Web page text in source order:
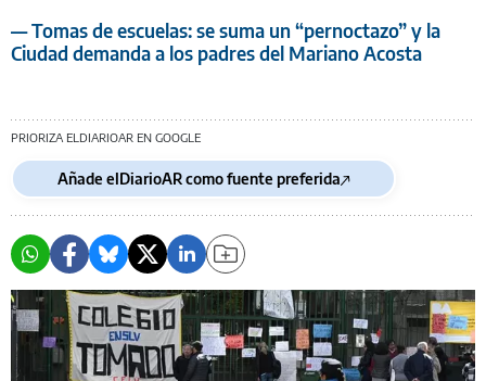
— Tomas de escuelas: se suma un “pernoctazo” y la
Ciudad demanda a los padres del Mariano Acosta
PRIORIZA ELDIARIOAR EN GOOGLE
Añade elDiarioAR como fuente preferida